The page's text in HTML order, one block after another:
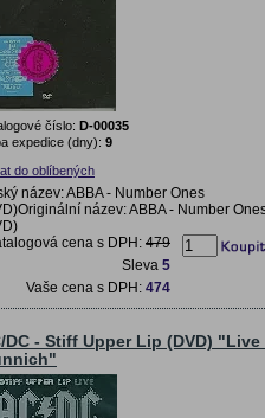
číslo: D-00035
expedice (dny): 9
do oblíbených
název: ABBA - Number Ones
název: ABBA - Number
cena s DPH: 479
Sleva 5
Vaše cena s DPH: 474
DC - Stiff Upper Lip (DVD) "Live